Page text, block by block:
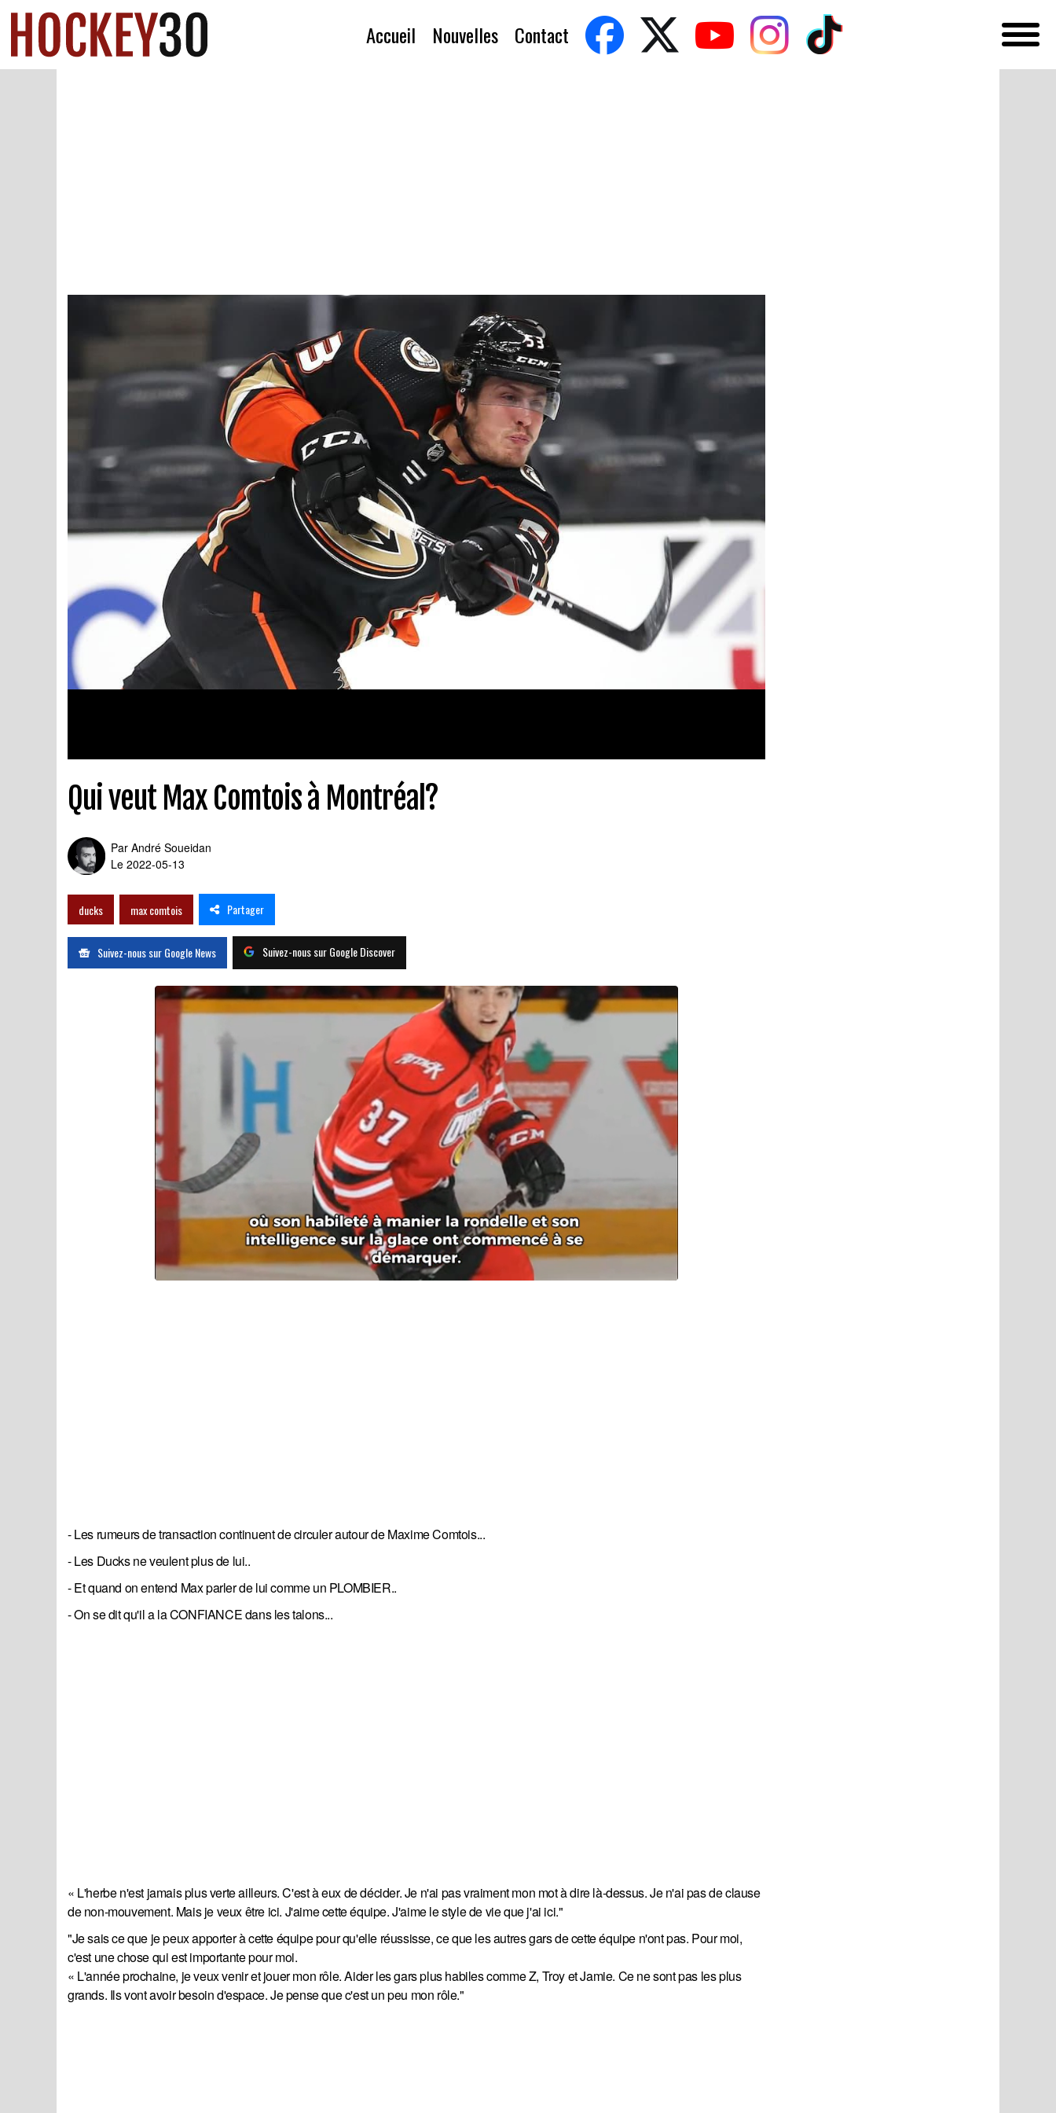
Accueil Nouvelles Contact
Qui veut Max Comtois à Montréal?
Par André Soueidan
Le 2022-05-13
ducks max comtois Partager
Suivez-nous sur Google News Suivez-nous sur Google Discover
- Les rumeurs de transaction continuent de circuler autour de Maxime Comtois...
- Les Ducks ne veulent plus de lui..
- Et quand on entend Max parler de lui comme un PLOMBIER..
- On se dit qu'il a la CONFIANCE dans les talons...
« L'herbe n'est jamais plus verte ailleurs. C'est à eux de décider. Je n'ai pas vraiment mon mot à dire là-dessus. Je n'ai pas de clause
de non-mouvement. Mais je veux être ici. J'aime cette équipe. J'aime le style de vie que j'ai ici."
"Je sais ce que je peux apporter à cette équipe pour qu'elle réussisse, ce que les autres gars de cette équipe n'ont pas. Pour moi,
c'est une chose qui est importante pour moi.
« L'année prochaine, je veux venir et jouer mon rôle. Aider les gars plus habiles comme Z, Troy et Jamie. Ce ne sont pas les plus
grands. Ils vont avoir besoin d'espace. Je pense que c'est un peu mon rôle."